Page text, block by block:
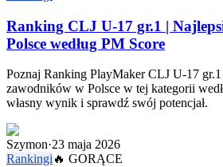
Ranking CLJ U-17 gr.1 |
Polsce według PM Score
Poznaj Ranking PlayMaker CLJ U-17
zawodników w Polsce w tej kategorii
własny wynik i sprawdź swój potencjał.
Szymon·23 maja 2026
Rankingi 🔥 GORĄCE